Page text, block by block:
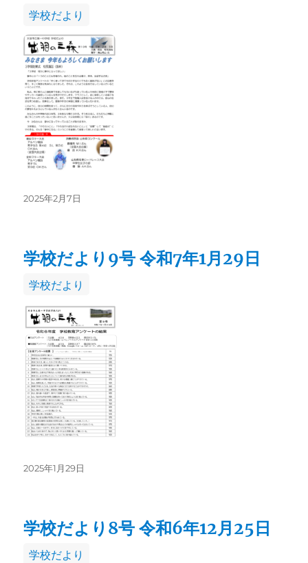
カ
テ
ゴ
リ
ー
学校だより
投
2025年2月7日
学校だより9号 令和7年1月29日
カ
ゴ
リ
ー
学校だより
投
2025年1月29日
学校だより8号 令和6年12月25日
カ
学校だより